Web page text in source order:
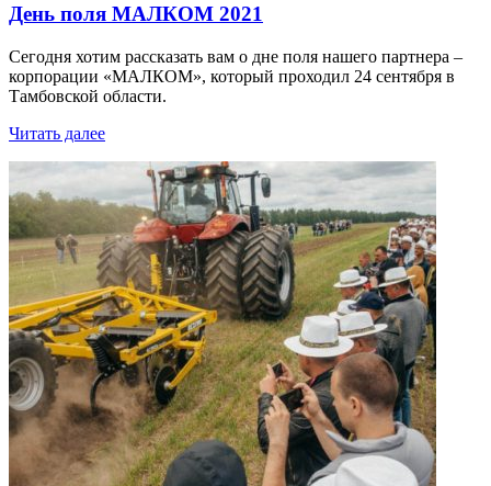
День поля МАЛКОМ 2021
Сегодня хотим рассказать вам о дне поля нашего партнера –
корпорации «МАЛКОМ», который проходил 24 сентября в
Тамбовской области.
Читать далее